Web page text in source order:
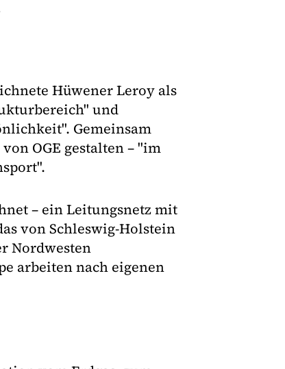
Hüwener Leroy als
und
Gemeinsam
OGE gestalten – "im
– ein Leitungsnetz mit
von Schleswig-Holstein
Nordwesten
arbeiten nach eigenen